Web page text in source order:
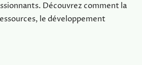
Découvrez comment la
le développement